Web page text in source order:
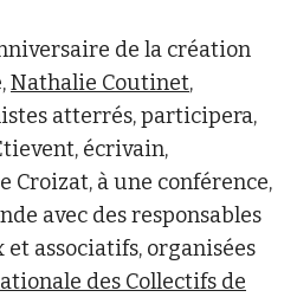
de la création
Nathalie Coutinet,
atterrés, participera,
écrivain,
Croizat, à une conférence,
avec des responsables
associatifs, organisées
des Collectifs de